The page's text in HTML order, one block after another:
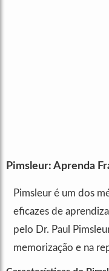
Pimsleur: Aprenda
Pimsleur é um dos
eficazes de
pelo Dr. Paul
memorização e na